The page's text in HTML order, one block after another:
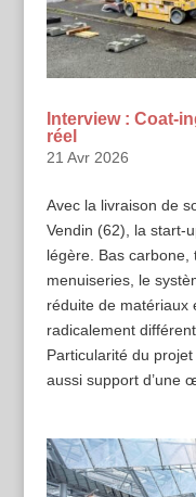
Interview : Coat-
réel
21 Avr 2026
Avec la livraison de
Vendin (62), la start-
légère. Bas
menuiseries, le
réduite de matériaux
radicalement
Particularité du
aussi support d’une